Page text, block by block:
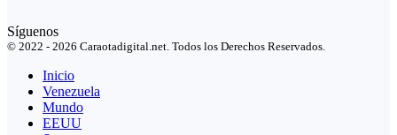
Síguenos
© 2022 - 2026 Caraotadigital.net. Todos los Derechos Reservados.
Inicio
Venezuela
Mundo
EEUU